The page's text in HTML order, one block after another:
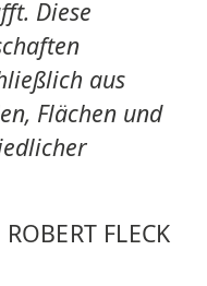
Diese
aus
Flächen und
ROBERT FLECK